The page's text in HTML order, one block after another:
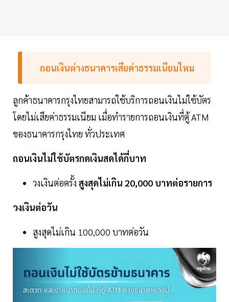
ถอนเงินต่างธนาคารเสียค่าธรรมเนียมไหม
ลูกค้าธนาคารกรุงไทยสามารถใช้บริการถอนเงินไม่ใช้บัตร
โดยไม่เสียค่าธรรมเนียม เมื่อทำรายการถอนเงินที่ตู้ ATM
ของธนาคารกรุงไทย ทั่วประเทศ
ถอนเงินไม่ใช้บัตรกดเงินสดได้กี่บาท
วงเงินต่อครั้ง สูงสุดไม่เกิน 20,000 บาทต่อรายการ
วงเงินต่อวัน
สูงสุดไม่เกิน 100,000 บาทต่อวัน